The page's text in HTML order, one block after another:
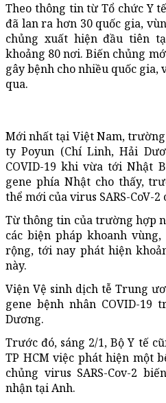
Theo thông tin từ Tổ chức Y
đã lan ra hơn 30 quốc gia,
chủng xuất hiện đầu tiên
khoảng 80 nơi. Biến chủng
gây bệnh cho nhiều quốc
qua.
Mới nhất tại Việt Nam,
ty Poyun (Chí Linh, Hải
COVID-19 khi vừa tới Nhật
gene phía Nhật cho thấy,
thể mới của virus SARS-CoV-2
Từ thông tin của trường hợp
các biện pháp khoanh
rộng, tới nay phát hiện
này.
Viện Vệ sinh dịch tễ Trung
gene bệnh nhân COVID-
Dương.
Trước đó, sáng 2/1, Bộ Y tế
TP HCM việc phát hiện một
chủng virus SARS-Cov-2
nhận tại Anh.